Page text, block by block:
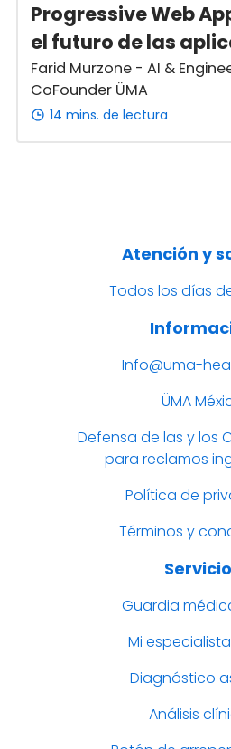
Progressive Web
el futuro de las
Farid Murzone - AI &
CoFounder ÜMA
14 mins. de lectura
Atención y
Todos los días
Info@uma-
ÜMA
Defensa de las y los
para reclamos
Política de
Términos y
Guardia
Mi
Diagnóstico
Análisis